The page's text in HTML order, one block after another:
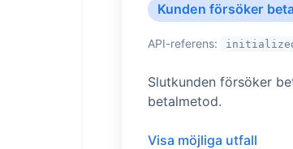
Kunden försöker
API-referens:
Slutkunden försöker
betalmetod.
Visa möjliga utfall